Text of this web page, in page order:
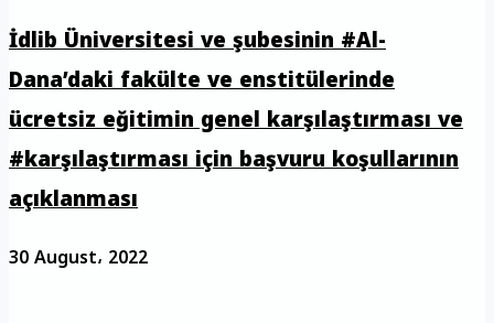
İdlib Üniversitesi ve şubesinin #Al-
Dana’daki fakülte ve enstitülerinde
ücretsiz eğitimin genel karşılaştırması ve
#karşılaştırması için başvuru koşullarının
açıklanması
30 August، 2022